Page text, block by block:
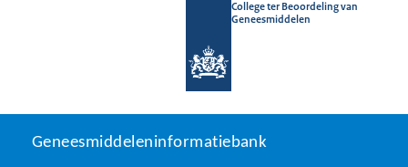
College ter Beoordeling van
Geneesmiddelen
Geneesmiddeleninformatiebank
U
Geneesmiddeleninformatiebank